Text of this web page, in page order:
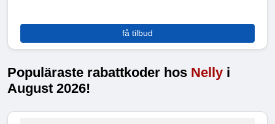
få tilbud
Populäraste rabattkoder hos Nelly i
August 2026!